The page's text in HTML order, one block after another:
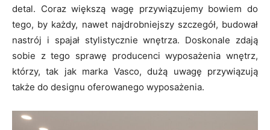
detal. Coraz większą wagę przywiązujemy bowiem do
tego, by każdy, nawet najdrobniejszy szczegół, budował
nastrój i spajał stylistycznie wnętrza. Doskonale zdają
sobie z tego sprawę producenci wyposażenia wnętrz,
którzy, tak jak marka Vasco, dużą uwagę przywiązują
także do designu oferowanego wyposażenia.